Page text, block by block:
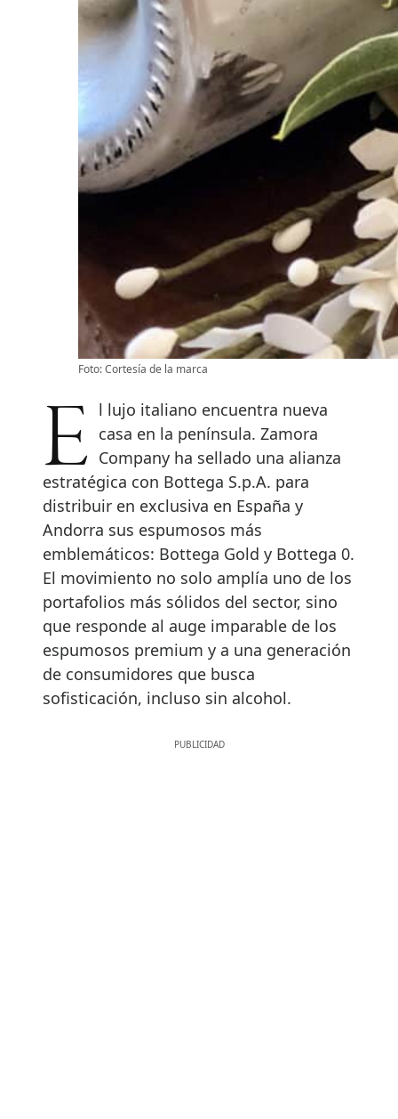
Foto: Cortesía de la marca
El lujo italiano encuentra nueva casa en la península. Zamora
Company ha sellado una alianza
estratégica con Bottega S.p.A. para
distribuir en exclusiva en España y
Andorra sus espumosos más
emblemáticos: Bottega Gold y Bottega 0.
El movimiento no solo amplía uno de los
portafolios más sólidos del sector, sino
que responde al auge imparable de los
espumosos premium y a una generación
de consumidores que busca
sofisticación, incluso sin alcohol.